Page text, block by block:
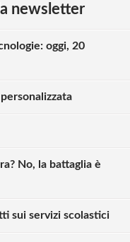
newsletter
oggi, 20
No, la battaglia è
sui servizi scolastici